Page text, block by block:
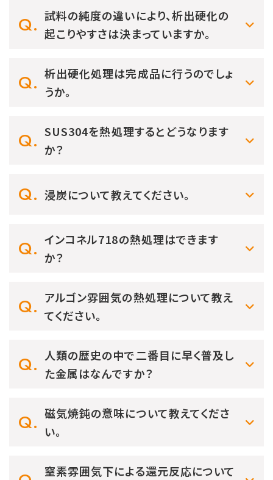
試料の純度の違いにより、析出硬化の
起こりやすさは決まっていますか。
析出硬化処理は完成品に行うのでしょ
うか。
SUS304を熱処理するとどうなります
か？
浸炭について教えてください。
インコネル718の熱処理はできます
か？
アルゴン雰囲気の熱処理について教え
てください。
人類の歴史の中で二番目に早く普及し
た金属はなんですか？
磁気焼鈍の意味について教えてくださ
い。
窒素雰囲気下による還元反応について